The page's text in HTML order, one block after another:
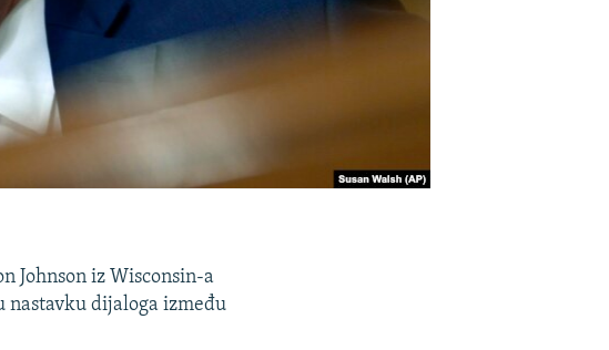
Johnson iz Wisconsin-a
nastavku dijaloga između